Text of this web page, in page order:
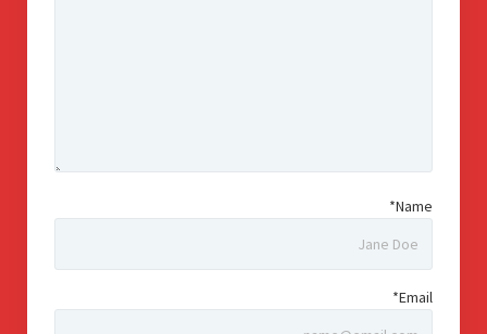
Name*
Email*